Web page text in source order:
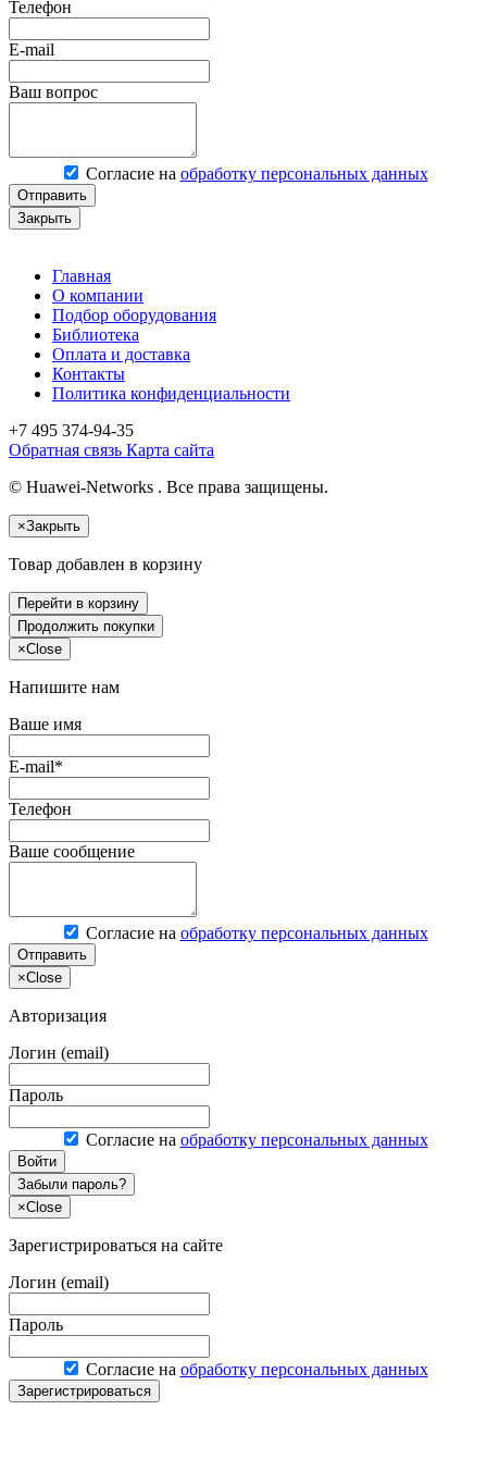
Телефон
E-mail
Ваш вопрос
Согласие на обработку персональных данных
Отправить
Закрыть
Главная
О компании
Подбор оборудования
Библиотека
Оплата и доставка
Контакты
Политика конфиденциальности
+7 495 374-94-35
Обратная связь Карта сайта
© Huawei-Networks . Все права защищены.
×Закрыть
Товар добавлен в корзину
Перейти в корзину
Продолжить покупки
×Close
Напишите нам
Ваше имя
E-mail*
Телефон
Ваше сообщение
Согласие на обработку персональных данных
Отправить
×Close
Авторизация
Логин (email)
Пароль
Согласие на обработку персональных данных
Войти
Забыли пароль?
×Close
Зарегистрироваться на сайте
Логин (email)
Пароль
Согласие на обработку персональных данных
Зарегистрироваться